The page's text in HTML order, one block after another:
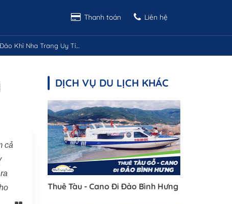
Thanh toán Liên hệ
Nha Trang Uy Tín Giá Rẻ
cả
DỊCH VỤ DU LỊCH KHÁC
Thuê Tàu - Cano Đi Đảo Bình Hưng